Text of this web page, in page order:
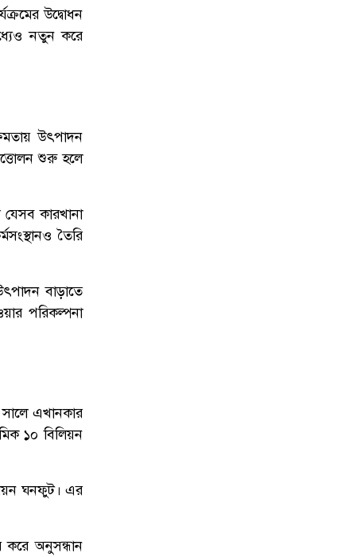
উদ্বোধন
নতুন করে
উৎপাদন
শুরু হলে
কারখানা
তৈরি
বাড়াতে
পরিকল্পনা
এখানকার
১০ বিলিয়ন
ঘনফুট। এর
করে অনুসন্ধান